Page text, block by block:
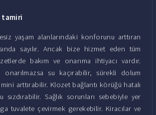
tamiri
yaşam alanlarındaki konforunu arttıran
sayılır. Ancak bize hizmet eden tüm
bakım ve onarıma ihtiyacı vardır.
onarılmazsa su kaçırabilir, sürekli dolum
arttırabilir. Klozet bağlantı körüğü hatalı
sızdırabilir. Sağlık sorunları sebebiyle yer
tuvalete çevirmek gerekebilir. Kiracılar ve